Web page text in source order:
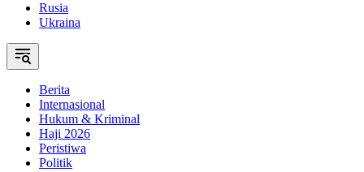
Rusia
Ukraina
Berita
Internasional
Hukum & Kriminal
Haji 2026
Peristiwa
Politik